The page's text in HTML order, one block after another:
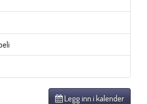
Legg inn i kalender